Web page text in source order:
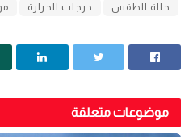
حالة الطقس درجات الحرارة
موضوعات متعلقة